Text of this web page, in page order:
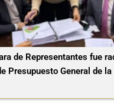
de Representantes fue
Presupuesto General de